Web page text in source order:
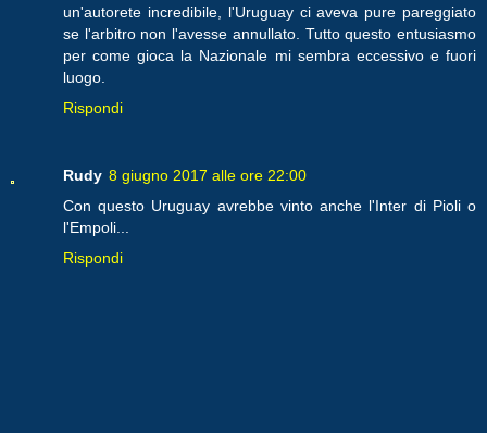
un'autorete incredibile, l'Uruguay ci aveva pure pareggiato
se l'arbitro non l'avesse annullato. Tutto questo entusiasmo
per come gioca la Nazionale mi sembra eccessivo e fuori
luogo.
Rispondi
Rudy 8 giugno 2017 alle ore 22:00
Con questo Uruguay avrebbe vinto anche l'Inter di Pioli o
l'Empoli...
Rispondi